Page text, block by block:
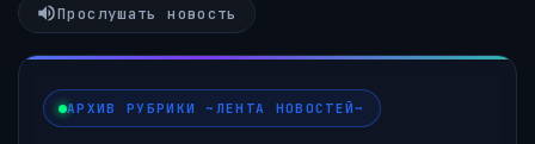
Прослушать новость
АРХИВ РУБРИКИ ~ЛЕНТА НОВОСТЕЙ~